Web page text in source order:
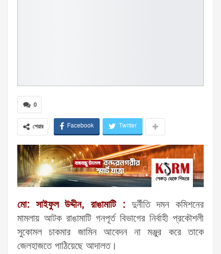
0
শেয়ার Facebook Twitter
মো: সাইফুল উদ্দীন, রাঙামাটি : দুর্নীতি দমন কমিশনের
মামলায় আটক রাঙামাটি গনপূর্ত বিভাগের নির্বাহী প্রকৌশলী
সুকোমল চাকমার জামিন আবেদন না মঞ্জুর করে তাকে
জেলহাজতে পাঠিয়েছে আদালত।